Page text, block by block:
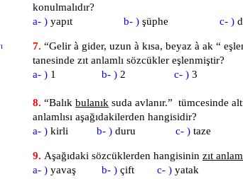
konulmalıdır?
a- ) yapıt b- ) şüphe c- )
7. “Gelir à gider, uzun à kısa, beyaz à ak “
tanesinde zıt anlamlı sözcükler eşlenmiştir?
a- ) 1 b- ) 2 c- ) 3
8. “Balık bulanık suda avlanır.” tümcesinde
anlamlısı aşağıdakilerden hangisidir?
a- ) kirli b- ) duru c- ) taze
9. Aşağıdaki sözcüklerden hangisinin zıt
a- ) yavaş b- ) çift c- ) yatak